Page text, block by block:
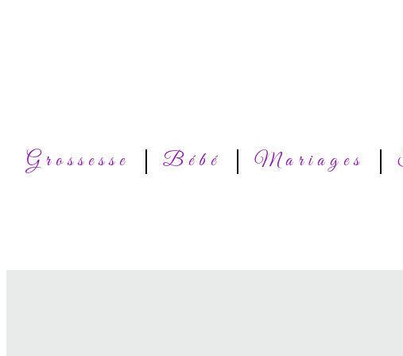
Grossesse Bébé Mariages